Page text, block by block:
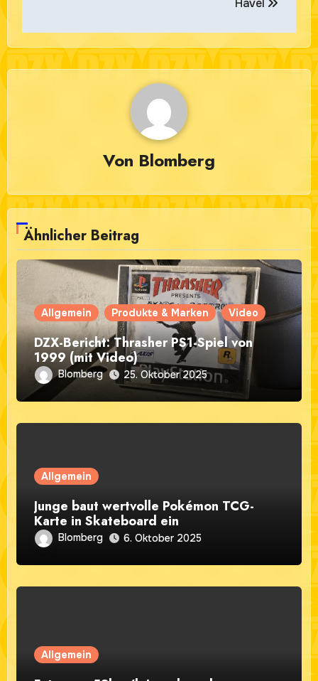
Havel
Von Blomberg
Ähnlicher Beitrag
Allgemein Produkte & Marken Video
DZX-Bericht: Thrasher PS1-Spiel von
1999 (mit Video)
Blomberg 25. Oktober 2025
Allgemein
Junge baut wertvolle Pokémon TCG-
Karte in Skateboard ein
Blomberg 6. Oktober 2025
Allgemein